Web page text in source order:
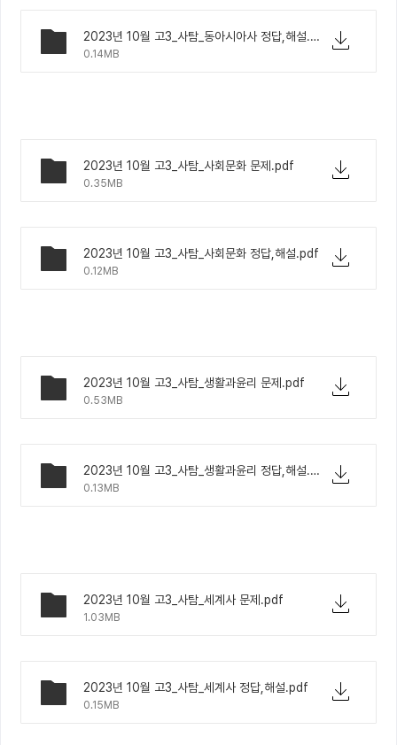
2023년 10월 고3_사탐_동아시아사 정답,해설.pdf
0.14MB
2023년 10월 고3_사탐_사회문화 문제.pdf
0.35MB
2023년 10월 고3_사탐_사회문화 정답,해설.pdf
0.12MB
2023년 10월 고3_사탐_생활과윤리 문제.pdf
0.53MB
2023년 10월 고3_사탐_생활과윤리 정답,해설.pdf
0.13MB
2023년 10월 고3_사탐_세계사 문제.pdf
1.03MB
2023년 10월 고3_사탐_세계사 정답,해설.pdf
0.15MB